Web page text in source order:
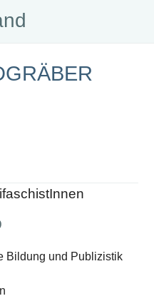
Bildung und Publizistik